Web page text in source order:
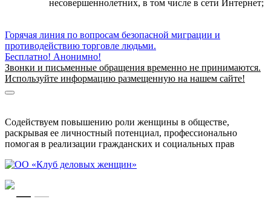
несовершеннолетних, в том числе в сети Интернет;
Горячая линия по вопросам безопасной миграции и
противодействию торговле людьми.
Бесплатно! Анонимно!
Звонки и письменные обращения временно не принимаются.
Используйте информацию размещенную на нашем сайте!
Содействуем повышению роли женщины в обществе,
раскрывая ее личностный потенциал, профессионально
помогая в реализации гражданских и социальных прав
RUEN